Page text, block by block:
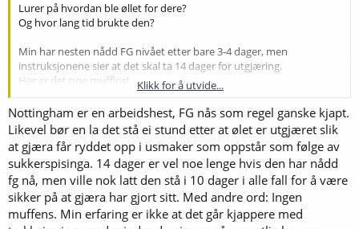
Lurer på hvordan ble øllet for dere?
Og hvor lang tid brukte den?
Min har nesten nådd FG nivået etter bare 3-4 dager, men
instruksjonene sier at det skal ta 14 dager for utgjæring.
Her er det noe muffins!
Eller går det bare mye kjappere når man fermenterer under trykk?
Vis vedlegget 70428
Vis vedlegget 70427
Klikk for å utvide...
Nottingham er en arbeidshest, FG nås som regel ganske kjapt.
Likevel bør en la det stå ei stund etter at ølet er utgjæret slik
at gjæra får ryddet opp i usmaker som oppstår som følge av
sukkerspisinga. 14 dager er vel noe lenge hvis den har nådd
fg nå, men ville nok latt den stå i 10 dager i alle fall for å være
sikker på at gjæra har gjort sitt. Med andre ord: Ingen
muffens. Min erfaring er ikke at det går kjappere med